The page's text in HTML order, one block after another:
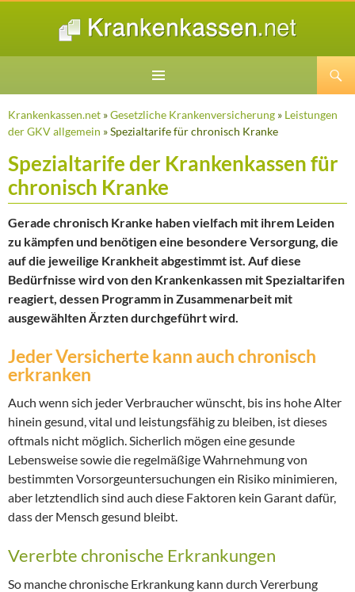
SPRINGEN
Krankenkassen.net »Gesetzliche Krankenversicherung » Leistungen
der GKV allgemein » Spezialtarife für chronisch Kranke
Spezialtarife der Krankenkassen für
chronisch Kranke
Gerade chronisch Kranke haben vielfach mit ihrem Leiden
zu kämpfen und benötigen eine besondere Versorgung, die
auf die jeweilige Krankheit abgestimmt ist. Auf diese
Bedürfnisse wird von den Krankenkassen mit Spezialtarifen
reagiert, dessen Programm in Zusammenarbeit mit
ausgewählten Ärzten durchgeführt wird.
Jeder Versicherte kann auch chronisch
erkranken
Auch wenn sich jeder Verbraucher wünscht, bis ins hohe Alter
hinein gesund, vital und leistungsfähig zu bleiben, ist dieses
oftmals nicht möglich. Sicherlich mögen eine gesunde
Lebensweise sowie die regelmäßige Wahrnehmung von
bestimmten Vorsorgeuntersuchungen ein Risiko minimieren,
aber letztendlich sind auch diese Faktoren kein Garant dafür,
dass der Mensch gesund bleibt.
Vererbte chronische Erkrankungen
So manche chronische Erkrankung kann durch Vererbung